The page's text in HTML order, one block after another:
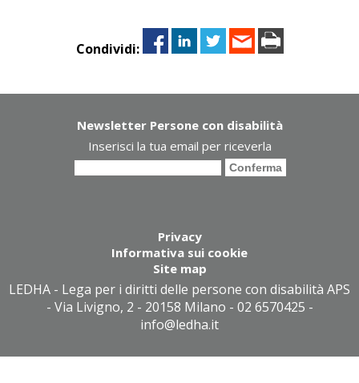
Condividi:
Newsletter Persone con disabilità
Inserisci la tua email per riceverla
Privacy
Informativa sui cookie
Site map
LEDHA - Lega per i diritti delle persone con disabilità APS
- Via Livigno, 2 - 20158 Milano - 02 6570425 -
info@ledha.it